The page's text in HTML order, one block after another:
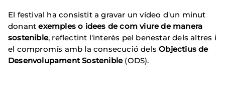
El festival ha consistit a gravar un vídeo d'un minut
donantexemples o idees de com viure de manera
sostenible, reflectint l'interès pel benestar dels altres i
el compromís amb la consecució delsObjectius de
Desenvolupament Sostenible(ODS).